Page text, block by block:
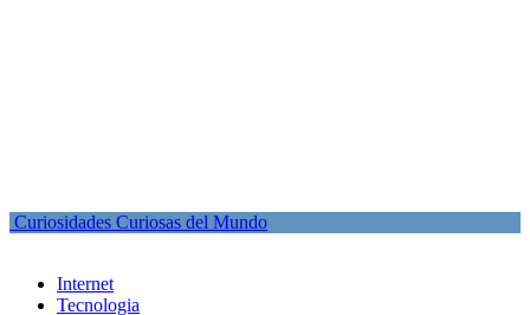
Curiosidades Curiosas del Mundo
Internet
Tecnologia